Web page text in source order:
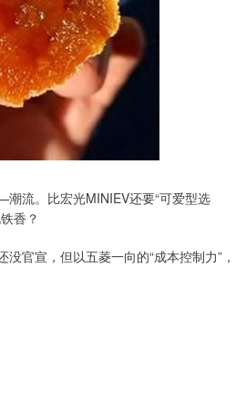
流。比宏光MINIEV还要“可爱型选
香？
官宣，但以五菱一向的“成本控制力”，